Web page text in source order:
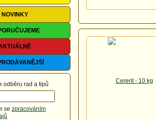
NOVINKY
odběru rad a tipů
se zpracováním